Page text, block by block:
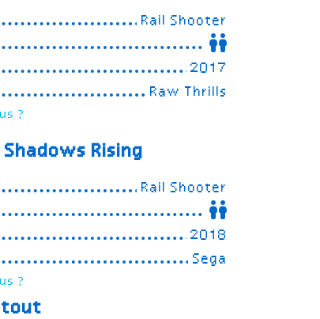
Rail Shooter
2017
Raw Thrills
?
Rising
Rail Shooter
2018
Sega
?